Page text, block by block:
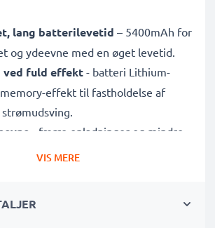
lang batterilevetid – 5400mAh for
og ydeevne med en øget levetid.
ved fuld effekt - batteri Lithium-
effekt til fastholdelse af
- færre opladninger og mindre
kamerabatteri oplades.
og overspænding.
VIS MERE